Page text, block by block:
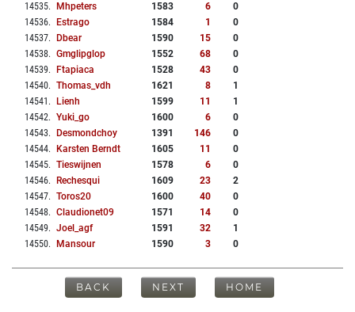
14535. Mhpeters 1583 6
0
14536. Estrago 1584 1
0
14537. Dbear 1590 15
0
14538. Gmglipglop 1552 68
0
14539. Ftapiaca 1528 43
0
14540. Thomas_vdh 1621 8
1
14541 . Lienh 1599 11
1
14542. Yuki_go 1600 6
0
14543. Desmondchoy 1391 146
0
14544. Karsten Berndt 1605 11
0
14545. Tieswijnen 1578 6
0
14546. Rechesqui 1609 23
2
14547. Toros20 1600 40
0
14548. Claudionet09 1571 14
0
14549. Joel_agf 1591 32
1
14550. Mansour 1590 3 0
BACK NEXT HOME